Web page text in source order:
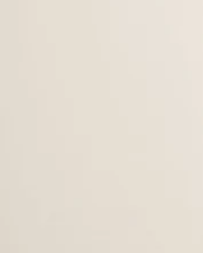
こんにちはRe.Ra.Ku西新井
なりの当店、Re.Ra.Kuはた
温まりながらほぐされる『
の押し売りは一切いたしま
お身体のお疲れ軽くして
こんにちは毎日暑いですね
息を与える時間をつくりま
ーを使用し、ほぐしていき